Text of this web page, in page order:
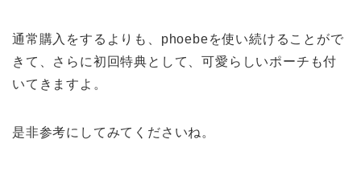
通常購入をするよりも、phoebeを使い続けることがで
きて、さらに初回特典として、可愛らしいポーチも付
いてきますよ。
是非参考にしてみてくださいね。